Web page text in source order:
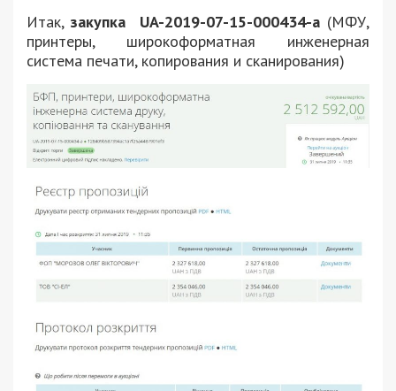
Итак, закупка UA-2019-07-15-000434-a (МФУ,
принтеры, широкоформатная инженерная
система печати, копирования и сканирования)